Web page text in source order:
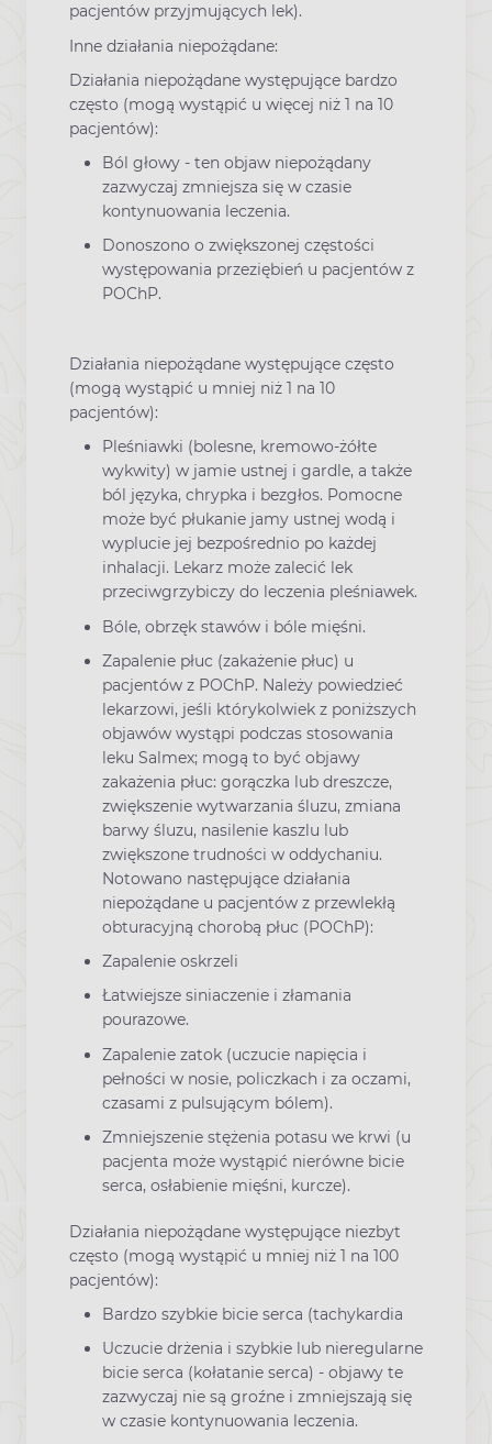
pacjentów przyjmujących lek).
Inne działania niepożądane:
Działania niepożądane występujące bardzo
często (mogą wystąpić u więcej niż 1 na 10
pacjentów):
Ból głowy - ten objaw niepożądany
zazwyczaj zmniejsza się w czasie
kontynuowania leczenia.
Donoszono o zwiększonej częstości
występowania przeziębień u pacjentów z
POChP.
Działania niepożądane występujące często
(mogą wystąpić u mniej niż 1 na 10
pacjentów):
Pleśniawki (bolesne, kremowo-żółte
wykwity) w jamie ustnej i gardle, a także
ból języka, chrypka i bezgłos. Pomocne
może być płukanie jamy ustnej wodą i
wyplucie jej bezpośrednio po każdej
inhalacji. Lekarz może zalecić lek
przeciwgrzybiczy do leczenia pleśniawek.
Bóle, obrzęk stawów i bóle mięśni.
Zapalenie płuc (zakażenie płuc) u
pacjentów z POChP. Należy powiedzieć
lekarzowi, jeśli którykolwiek z poniższych
objawów wystąpi podczas stosowania
leku Salmex; mogą to być objawy
zakażenia płuc: gorączka lub dreszcze,
zwiększenie wytwarzania śluzu, zmiana
barwy śluzu, nasilenie kaszlu lub
zwiększone trudności w oddychaniu.
Notowano następujące działania
niepożądane u pacjentów z przewlekłą
obturacyjną chorobą płuc (POChP):
Zapalenie oskrzeli
Łatwiejsze siniaczenie i złamania
pourazowe.
Zapalenie zatok (uczucie napięcia i
pełności w nosie, policzkach i za oczami,
czasami z pulsującym bólem).
Zmniejszenie stężenia potasu we krwi (u
pacjenta może wystąpić nierówne bicie
serca, osłabienie mięśni, kurcze).
Działania niepożądane występujące niezbyt
często (mogą wystąpić u mniej niż 1 na 100
pacjentów):
Bardzo szybkie bicie serca (tachykardia
Uczucie drżenia i szybkie lub nieregularne
bicie serca (kołatanie serca) - objawy te
zazwyczaj nie są groźne i zmniejszają się
w czasie kontynuowania leczenia.